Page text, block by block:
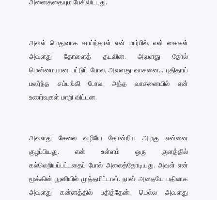
அனைத்தையும் பேசிவிட்டது.
அவள் மெதுவாக சாய்ந்தாள் என் மார்பில். என் கைகள்
அவளது தோளைத் தடவின. அவளது தோல்
மென்மையான பட்டுப் போல. அவளது வாசனை... புதிதாய்
மலர்ந்த சம்பங்கி போல. அந்த வாசனையில் என்
உணர்வுகள் மாறி விட்டன.
அவளது சேலை வழியே தோன்றிய அழகு என்னை
குழப்பியது. என் உள்ளம் ஒரு குளத்தில்
கல்லெறியப்பட்டதைப் போல் அலைத்தோடியது. அவள் என்
மூக்கின் நுனியில் முத்தமிட்டாள். நான் அதையே பதிலாக
அவளது கன்னத்தில் பதித்தேன். மெல்ல அவளது